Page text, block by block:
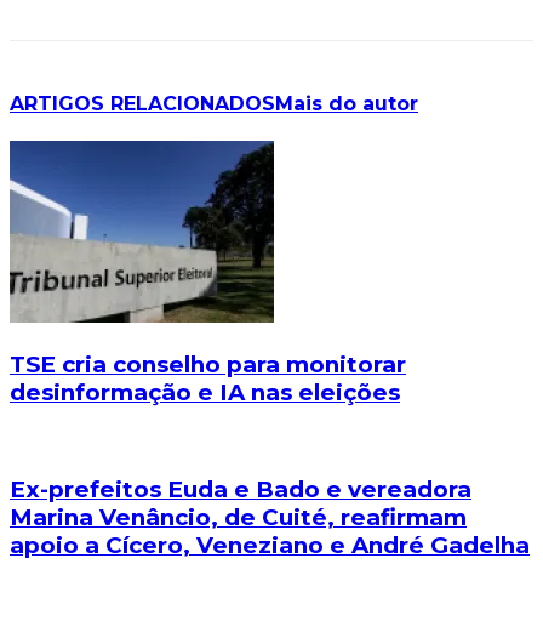
ARTIGOS RELACIONADOS Mais do autor
TSE cria conselho para monitorar
desinformação e IA nas eleições
Ex-prefeitos Euda e Bado e vereadora
Marina Venâncio, de Cuité, reafirmam
apoio a Cícero, Veneziano e André Gadelha